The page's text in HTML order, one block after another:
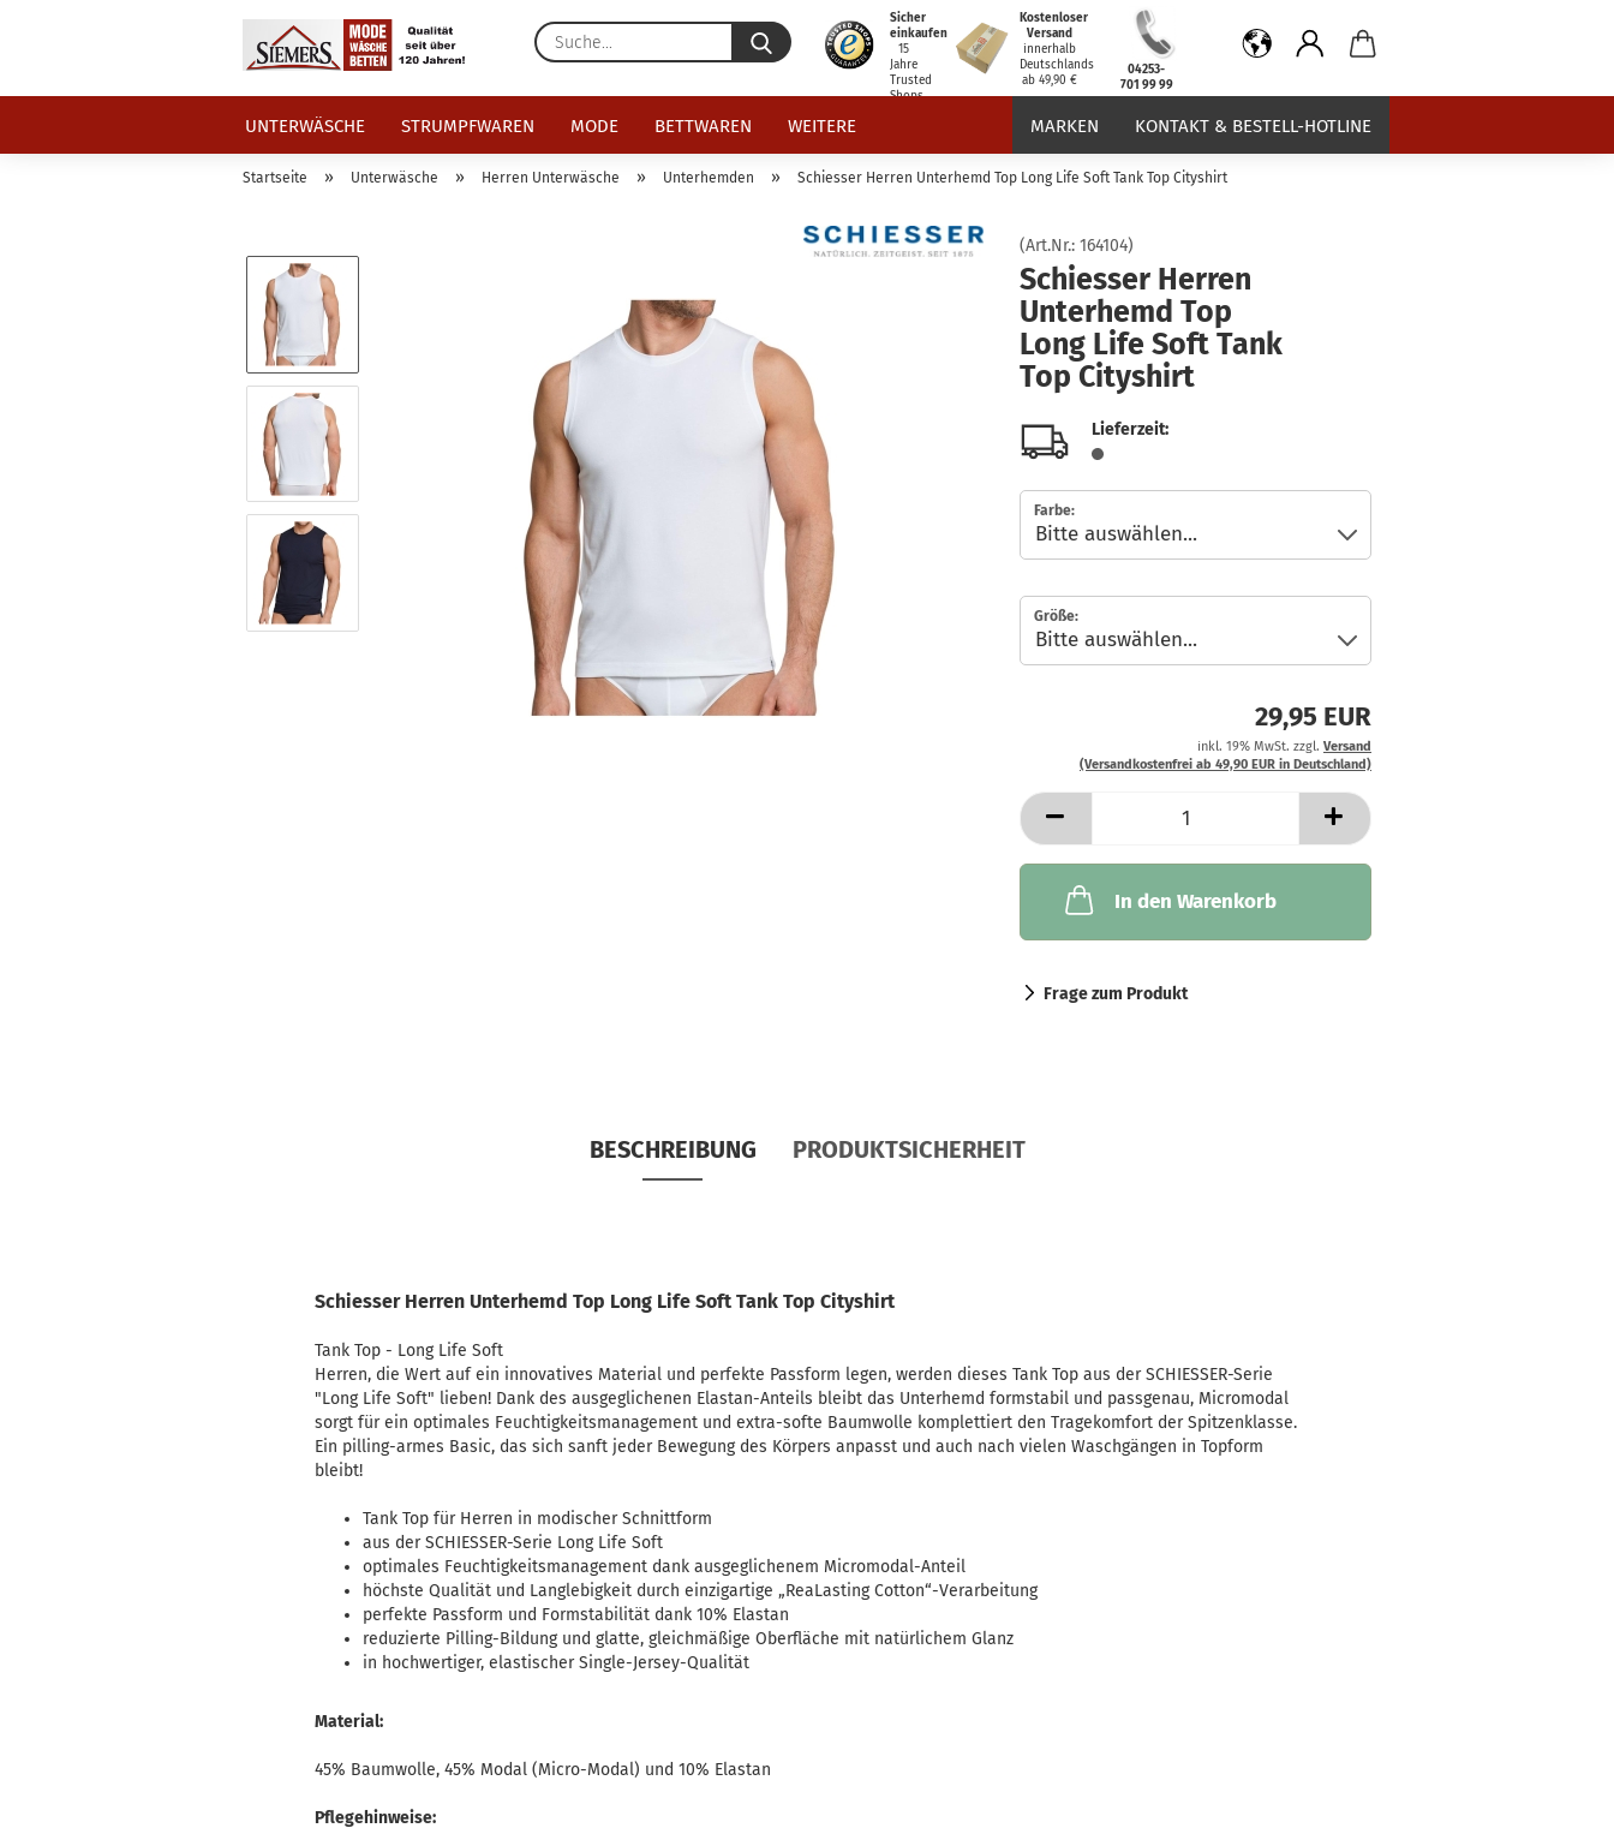
Suche...
Sicher
einkaufen
15
Jahre
Trusted
Shops
Kostenloser
Versand
innerhalb
Deutschlands
ab 49,90 €
04253-
701 99 99
UNTERWÄSCHE STRUMPFWAREN MODE BETTWAREN MARKEN KONTAKT & BESTELL-HOTLINE
WEITERE
Startseite » Unterwäsche » Herren Unterwäsche » Unterhemden » Schiesser Herren Unterhemd Top Long Life Soft Tank Top Cityshirt
(Art.Nr.: 164104)
Schiesser Herren
Unterhemd Top
Long Life Soft Tank
Top Cityshirt
Lieferzeit:
Farbe:
Größe:
29,95 EUR
inkl. 19% MwSt. zzgl. Versand
(Versandkostenfrei ab 49,90 EUR in Deutschland)
In den Warenkorb
Frage zum Produkt
BESCHREIBUNG PRODUKTSICHERHEIT
Schiesser Herren Unterhemd Top Long Life Soft Tank Top Cityshirt
Tank Top - Long Life Soft
Herren, die Wert auf ein innovatives Material und perfekte Passform legen, werden dieses Tank Top aus der SCHIESSER-Serie
"Long Life Soft" lieben! Dank des ausgeglichenen Elastan-Anteils bleibt das Unterhemd formstabil und passgenau, Micromodal
sorgt für ein optimales Feuchtigkeitsmanagement und extra-softe Baumwolle komplettiert den Tragekomfort der Spitzenklasse.
Ein pilling-armes Basic, das sich sanft jeder Bewegung des Körpers anpasst und auch nach vielen Waschgängen in Topform
bleibt!
Tank Top für Herren in modischer Schnittform
aus der SCHIESSER-Serie Long Life Soft
optimales Feuchtigkeitsmanagement dank ausgeglichenem Micromodal-Anteil
höchste Qualität und Langlebigkeit durch einzigartige „ReaLasting Cotton“-Verarbeitung
perfekte Passform und Formstabilität dank 10% Elastan
reduzierte Pilling-Bildung und glatte, gleichmäßige Oberfläche mit natürlichem Glanz
in hochwertiger, elastischer Single-Jersey-Qualität
Material:
45% Baumwolle, 45% Modal (Micro-Modal) und 10% Elastan
Pflegehinweise: